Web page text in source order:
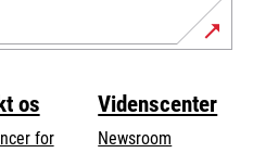
os
for
Videnscenter
Newsroom